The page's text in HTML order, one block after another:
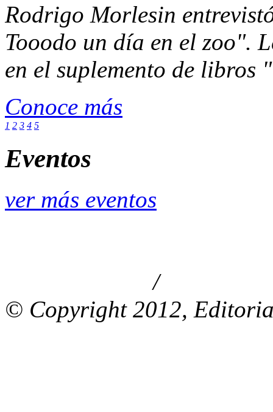
Rodrigo Morlesin
Tooodo un día en el zoo".
en el suplemento de libros
Conoce más
1 2 3 4 5
Eventos
ver más eventos
/
© Copyright 2012,